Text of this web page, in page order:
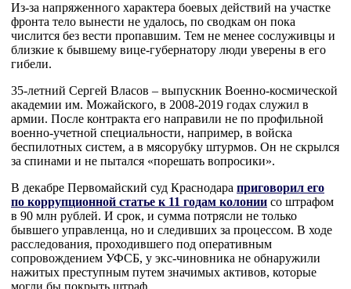
Из-за напряженного характера боевых действий на участке
фронта тело вынести не удалось, по сводкам он пока
числится без вести пропавшим. Тем не менее сослуживцы и
близкие к бывшему вице-губернатору люди уверены в его
гибели.
35-летний Сергей Власов – выпускник Военно-космической
академии им. Можайского, в 2008-2019 годах служил в
армии. После контракта его направили не по профильной
военно-учетной специальности, например, в войска
беспилотных систем, а в мясорубку штурмов. Он не скрылся
за спинами и не пытался «порешать вопросики».
В декабре Первомайский суд Краснодара приговорил его
по коррупционной статье к 11 годам колонии со штрафом
в 90 млн рублей. И срок, и сумма потрясли не только
бывшего управленца, но и следивших за процессом. В ходе
расследования, проходившего под оперативным
сопровождением УФСБ, у экс-чиновника не обнаружили
нажитых преступным путем значимых активов, которые
могли бы покрыть штраф.